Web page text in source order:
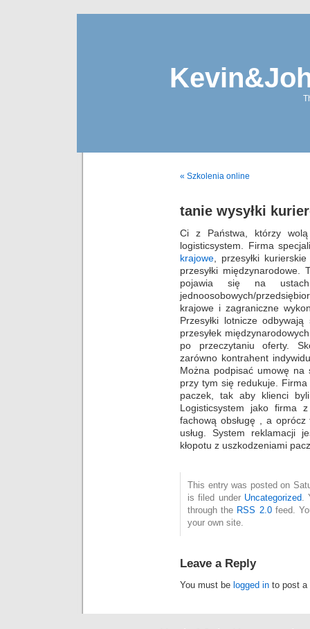
« Szkolenia online
tanie wysyłki
Ci z Państwa, którzy wolą
logisticsystem. Firma
krajowe , przesyłki
przesyłki międzynarodowe.
pojawia się na ustach
jednoosobowych/
krajowe i zagraniczne
Przesyłki lotnicze
przesyłek
po przeczytaniu oferty.
zarówno kontrahent
Można podpisać umowę na
przy tym się redukuje. Firma
paczek, tak aby klienci
Logisticsystem jako firma z
fachową obsługę , a
usług. System reklamacji
kłopotu z uszkodzeniami
This entry was posted on
is filed under Uncategorized.
through the RSS 2.0feed.
your own site.
Leave a Reply
You must be logged in to post a